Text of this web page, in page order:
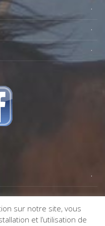
sur notre site, vous
et l’utilisation de